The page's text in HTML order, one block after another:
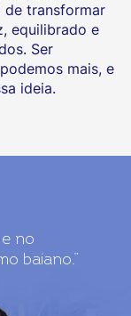
transformar
equilibrado e
Ser
mais, e
ideia.
no
baiano.”